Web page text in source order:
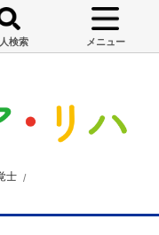
検索 メニュー
士